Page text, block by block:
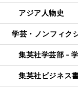
アジア人物史
学芸・ノンフィク
集英社学芸部 -
集英社ビジネス